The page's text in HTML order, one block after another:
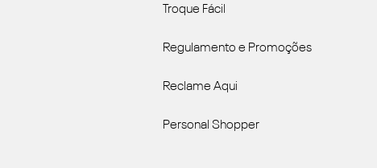
Troque Fácil
Regulamento e Promoções
Reclame Aqui
Personal Shopper